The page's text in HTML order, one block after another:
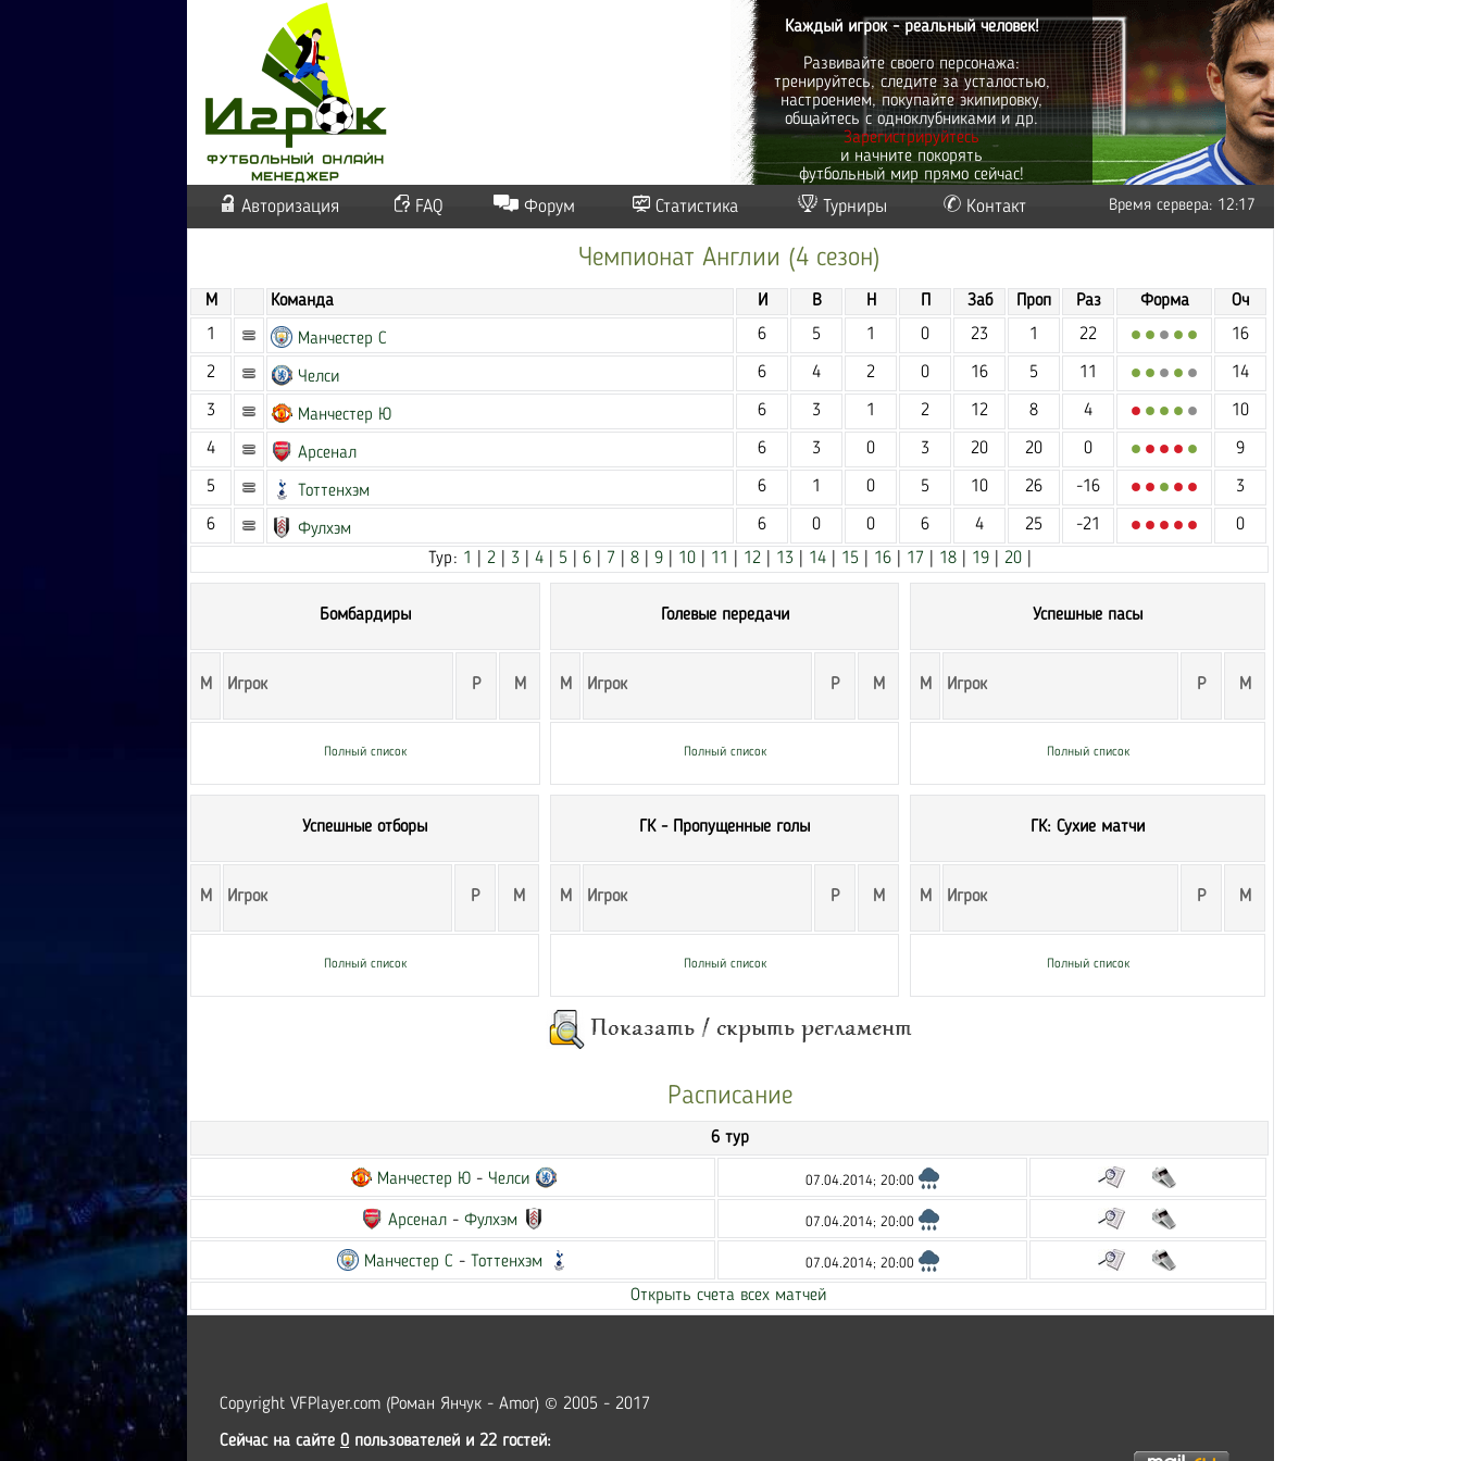
Каждый игрок - реальный человек!
Развивайте своего персонажа:
тренируйтесь, следите за усталостью,
настроением, покупайте экипировку,
общайтесь с одноклубниками и др.
Зарегистрируйтесь
и начните покорять
футбольный мир прямо сейчас!
Авторизация FAQ Форум Статистика Турниры Контакт Время сервера: 12:17
Чемпионат Англии (4 сезон)
М Команда И В Н П Заб Проп Раз Форма
Оч
1
Манчестер С 6 5 1 0 23 1 22 16
2 Челси 6 4 2 0 16 5 11 14
3 Манчестер Ю 6 3 1 2 12 8 4 10
4 Арсенал 6 3 0 3 20 20 0 9
5 Тоттенхэм 6 1 0 5 10 26 -16 3
6 Фулхэм 6 0 0 6 4 25 -21
0
Тур: 1 2| 3 4| 5| 6| 7 8| 9| 10| 11 12| 13 14| 15| 16| 17 18| 19| 20|
Бомбардиры
М Игрок Р М
Полный список
Голевые передачи
М Игрок Р М
Полный список
Успешные пасы
М Игрок Р М
Полный список
Успешные отборы
М Игрок Р М
Полный список
ГК - Пропущенные голы
М Игрок Р М
Полный список
ГК: Сухие матчи
М Игрок Р М
Полный список
Расписание
6 тур
Манчестер Ю- Челси 07.04.2014; 20:00
Арсенал - Фулхэм 07.04.2014; 20:00
Манчестер С - Тоттенхэм 07.04.2014; 20:00
Открыть счета всех матчей
Copyright VFPlayer.com (Роман Янчук - Amor) © 2005 - 2017
Сейчас на сайте 0 пользователей и 22 гостей: